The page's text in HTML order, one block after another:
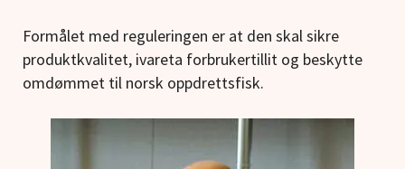
Formålet med reguleringen er at den skal sikre
produktkvalitet, ivareta forbrukertillit og beskytte
omdømmet til norsk oppdrettsfisk.